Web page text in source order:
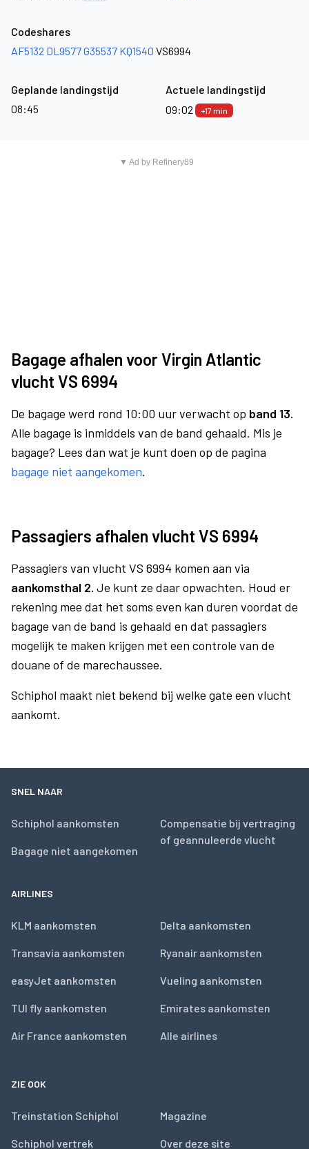
Codeshares
AF5132 DL9577G35537 KQ1540 VS6994
Geplande landingstijd
08:45
Actuele landingstijd
09:02
+17 min
▼ Ad by Refinery89
Bagage afhalen voor Virgin Atlantic
vlucht VS 6994
De bagage werd rond 10:00 uur verwacht op band 13.
Alle bagage is inmiddels van de band gehaald. Mis je
bagage? Lees dan wat je kunt doen op de pagina
bagage niet aangekomen.
Passagiers afhalen vlucht VS 6994
Passagiers van vlucht VS 6994 komen aan via
aankomsthal 2. Je kunt ze daar opwachten. Houd er
rekening mee dat het soms even kan duren voordat de
bagage van de band is gehaald en dat passagiers
mogelijk te maken krijgen met een controle van de
douane of de marechaussee.
Schiphol maakt niet bekend bij welke gate een vlucht
aankomt.
SNEL NAAR
Schiphol aankomsten
Bagage niet aangekomen
Compensatie bij vertraging
of geannuleerde vlucht
AIRLINES
KLM aankomsten
Transavia aankomsten
easyJet aankomsten
TUI fly aankomsten
Air France aankomsten
Delta aankomsten
Ryanair aankomsten
Vueling aankomsten
Emirates aankomsten
Alle airlines
ZIE OOK
Treinstation Schiphol
Schiphol vertrek
Magazine
Over deze site